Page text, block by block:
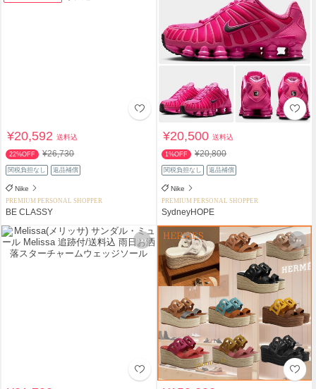
¥20,592送料込
22%OFF ¥26,730
関税負担なし 返品補償
Nike
PREMIUM PERSONAL SHOPPER
BE CLASSY
¥20,500送料込
1%OFF ¥20,800
関税負担なし 返品補償
Nike
PREMIUM PERSONAL SHOPPER
SydneyHOPE